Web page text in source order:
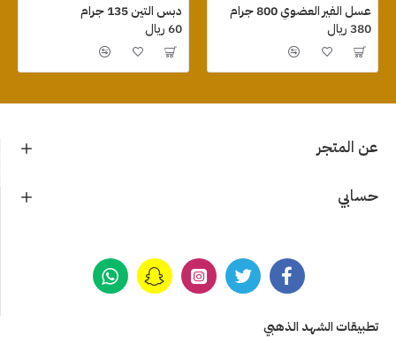
عسل الفير العضوي 800 جرام
380 ريال
دبس التين 135 جرام
60 ريال
عن المتجر
حسابي
تطبيقات الشهد الذهبي